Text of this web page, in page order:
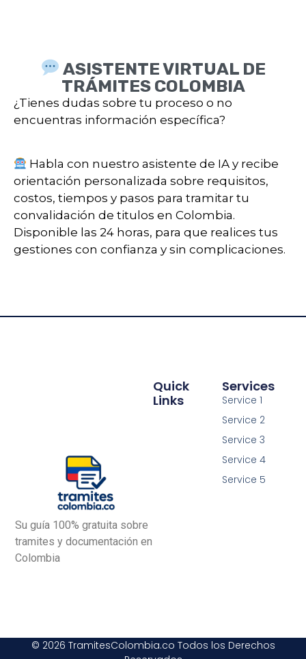
ASISTENTE VIRTUAL DE
TRÁMITES COLOMBIA
¿Tienes dudas sobre tu proceso o no
encuentras información específica?
Habla con nuestro asistente de IA y recibe
orientación personalizada sobre requisitos,
costos, tiempos y pasos para tramitar tu
convalidación de titulos en Colombia.
Disponible las 24 horas, para que realices tus
gestiones con confianza y sin complicaciones.
Su guía 100% gratuita sobre
tramites y documentación en
Colombia
Services
Service 1
Service 2
Service 3
Service 4
Service 5
Quick
Links
© 2026 TramitesColombia.co Todos los Derechos